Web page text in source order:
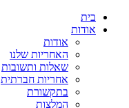
בית
אודות
אודות
האחריות שלנו
שאלות ותשובות
אחריות חברתית
בתקשורת
המלצות